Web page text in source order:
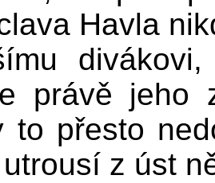
Havla
právě jeho
to přesto
z úst